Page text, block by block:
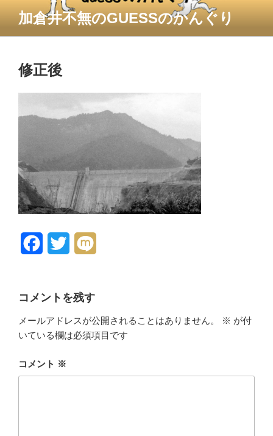
テ
加倉井不無のGUESSのかんぐり
修正後
b
o
t
r
コメントを残す
メールアドレスが公開されることはありません。 ※ が付
いている欄は必須項目です
コメント ※